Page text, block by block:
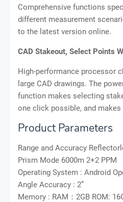
Comprehensive functions
different measurement
to the latest version online.
CAD Stakeout, Select Points
High-performance processor
large CAD drawings. The
function makes selecting
one click possible, and
Product Parameters
Range and Accuracy
Prism Mode 6000m 2+2 PPM
Operating System : Android
Angle Accuracy : 2”
Memory : RAM：2GB ROM: